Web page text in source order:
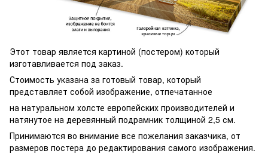
Этот товар является картиной (постером) который
изготавливается под заказ.
Стоимость указана за готовый товар, который
представляет собой изображение, отпечатанное
на натуральном холсте европейских производителей и
натянутое на деревянный подрамник толщиной 2,5 см.
Принимаются во внимание все пожелания заказчика, от
размеров постера до редактирования самого изображения.